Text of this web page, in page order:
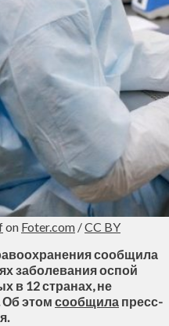
on Foter.com /CC BY
сообщила
заболевания оспой
в 12 странах, не
этом сообщила пресс-